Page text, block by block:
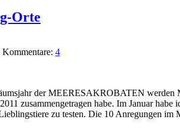
Orte
| Kommentare: 4
der MEERESAKROBATEN
zusammengetragen habe. Im Januar
zu testen. Die 10 Anregungen